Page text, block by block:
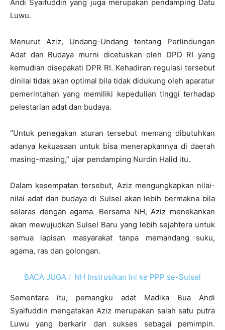
Andi Syaifuddin yang juga merupakan pendamping Datu
Luwu.
Menurut Aziz, Undang-Undang tentang Perlindungan
Adat dan Budaya murni dicetuskan oleh DPD RI yang
kemudian disepakati DPR RI. Kehadiran regulasi tersebut
dinilai tidak akan optimal bila tidak didukung oleh aparatur
pemerintahan yang memiliki kepedulian tinggi terhadap
pelestarian adat dan budaya.
“Untuk penegakan aturan tersebut memang dibutuhkan
adanya kekuasaan untuk bisa menerapkannya di daerah
masing-masing,” ujar pendamping Nurdin Halid itu.
Dalam kesempatan tersebut, Aziz mengungkapkan nilai-
nilai adat dan budaya di Sulsel akan lebih bermakna bila
selaras dengan agama. Bersama NH, Aziz menekankan
akan mewujudkan Sulsel Baru yang lebih sejahtera untuk
semua lapisan masyarakat tanpa memandang suku,
agama, ras dan golongan.
BACA JUGA : NH Instrusikan Ini ke PPP se-Sulsel
Sementara itu, pemangku adat Madika Bua Andi
Syaifuddin mengatakan Aziz merupakan salah satu putra
Luwu yang berkarir dan sukses sebagai pemimpin.